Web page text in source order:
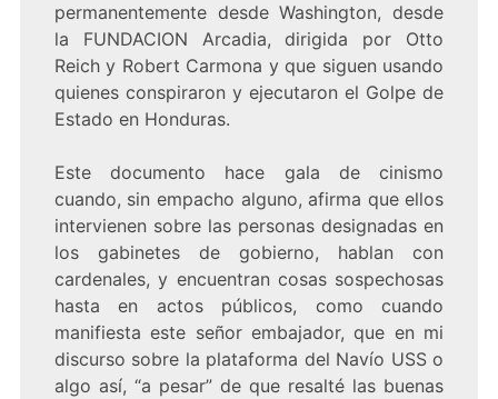
permanentemente desde Washington, desde
la FUNDACION Arcadia, dirigida por Otto
Reich y Robert Carmona y que siguen usando
quienes conspiraron y ejecutaron el Golpe de
Estado en Honduras.
Este documento hace gala de cinismo
cuando, sin empacho alguno, afirma que ellos
intervienen sobre las personas designadas en
los gabinetes de gobierno, hablan con
cardenales, y encuentran cosas sospechosas
hasta en actos públicos, como cuando
manifiesta este señor embajador, que en mi
discurso sobre la plataforma del Navío USS o
algo así, “a pesar” de que resalté las buenas